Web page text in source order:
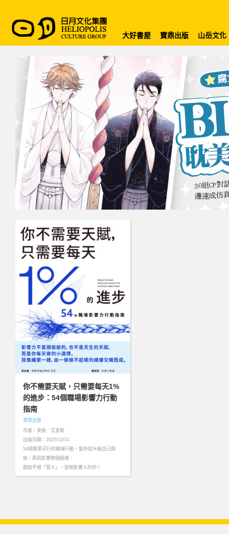
大好書屋 寶鼎出版 山岳文化
你不需要天賦，只需要每天1%
的進步：54個職場影響力行動
指南
寶鼎出版
作者：安迪．艾里斯
出版日期：2025/12/31
54個簡單可行的職場行動，幫你從升級自己開
始，再到影響整個組織，
獻給不想「管人」，卻想影響人的你！
……more